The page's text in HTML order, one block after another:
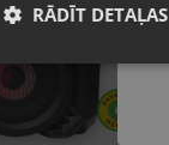
RĀDĪT DETAĻAS